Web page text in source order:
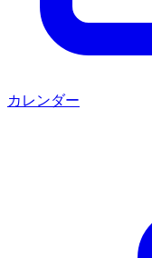
カレンダー